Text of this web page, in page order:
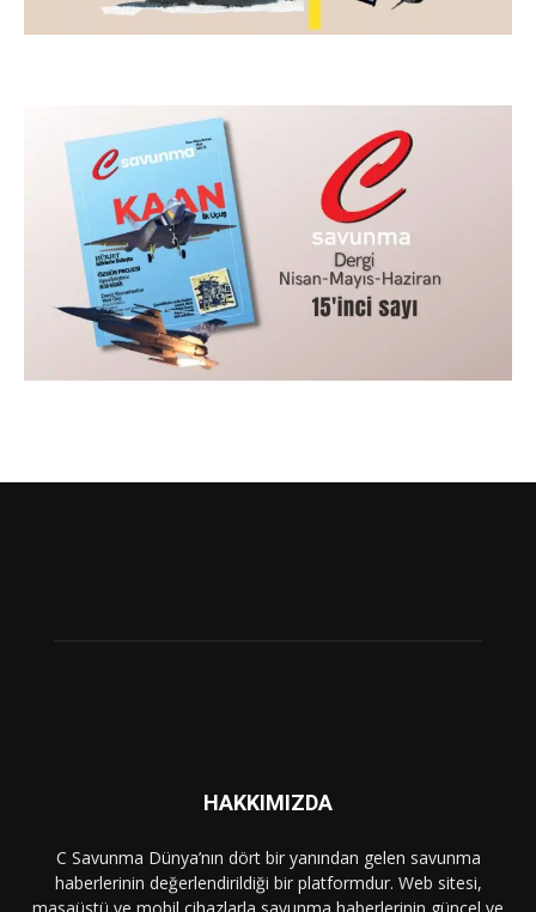
HAKKIMIZDA
C Savunma Dünya’nın dört bir yanından gelen savunma
haberlerinin değerlendirildiği bir platformdur. Web sitesi,
masaüstü ve mobil cihazlarla savunma haberlerinin güncel ve